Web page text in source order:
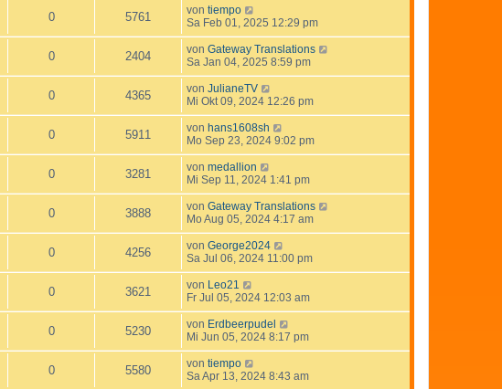
0 5761 von tiempo
Sa Feb 01, 2025 12:29 pm
0 2404 von Gateway Translations
Sa Jan 04, 2025 8:59 pm
0 4365 von JulianeTV
Mi Okt 09, 2024 12:26 pm
0 5911 von hans1608sh
Mo Sep 23, 2024 9:02 pm
0 3281 von medallion
Mi Sep 11, 2024 1:41 pm
0 3888 von Gateway Translations
Mo Aug 05, 2024 4:17 am
0 4256 von George2024
Sa Jul 06, 2024 11:00 pm
0 3621 von Leo21
Fr Jul 05, 2024 12:03 am
0 5230 von Erdbeerpudel
Mi Jun 05, 2024 8:17 pm
0 5580 von tiempo
Sa Apr 13, 2024 8:43 am